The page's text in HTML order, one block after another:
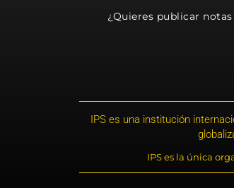
¿Quieres publicar notas
IPS es una institución
IPS es la única